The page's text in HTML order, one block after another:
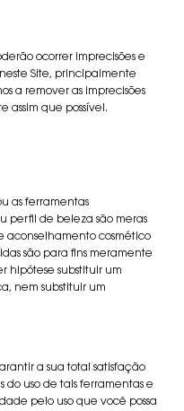
ocorrer imprecisões e
Site, principalmente
a remover as imprecisões
assim que possível.
as ferramentas
perfil de beleza são meras
aconselhamento cosmético
são para fins meramente
hipótese substituir um
nem substituir um
a sua total satisfação
do uso de tais ferramentas e
pelo uso que você possa